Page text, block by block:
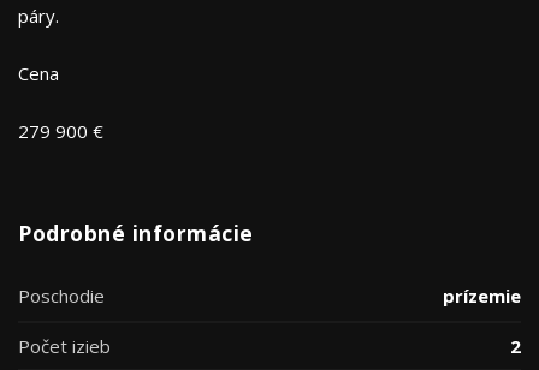
páry.
Cena
279 900 €
Podrobné informácie
Poschodie prízemie
Počet izieb
2